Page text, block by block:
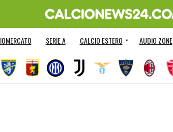
SERIE A CALCIO ESTERO AUDIO ZONE